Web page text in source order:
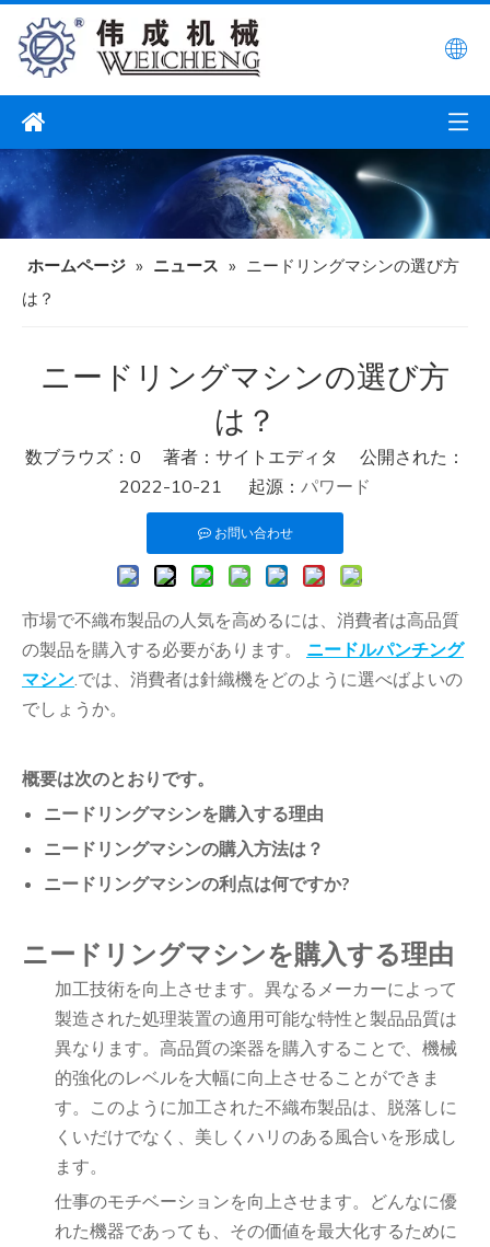
ホームページ » ニュース » ニードリングマシンの選び方
は？
ニードリングマシンの選び方
は？
数ブラウズ： 0 著者：サイトエディタ 公開された：
2022-10-21 起源： パワード
お問い合わせ
市場で不織布製品の人気を高めるには、消費者は高品質
の製品を購入する必要があります。 ニードルパンチング
マシン .では、消費者は針織機をどのように選べばよいの
でしょうか。
概要は次のとおりです。
ニードリングマシンを購入する理由
ニードリングマシンの購入方法は？
ニードリングマシンの利点は何ですか?
ニードリングマシンを購入する理由
加工技術を向上させます。異なるメーカーによって
製造された処理装置の適用可能な特性と製品品質は
異なります。高品質の楽器を購入することで、機械
的強化のレベルを大幅に向上させることができま
す。このように加工された不織布製品は、脱落しに
くいだけでなく、美しくハリのある風合いを形成し
ます。
仕事のモチベーションを向上させます。どんなに優
れた機器であっても、その価値を最大化するために